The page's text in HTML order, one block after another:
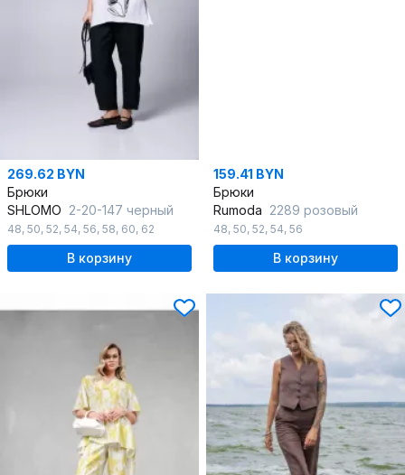
269.62 BYN
Брюки
SHLOMO 2-20-147 черный
48, 50, 52, 54, 56, 58, 60, 62
В корзину
159.41 BYN
Брюки
Rumoda 2289 розовый
48, 50, 52, 54, 56
В корзину